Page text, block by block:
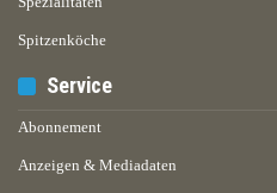
Spitzenköche
Service
Abonnement
Anzeigen & Mediadaten